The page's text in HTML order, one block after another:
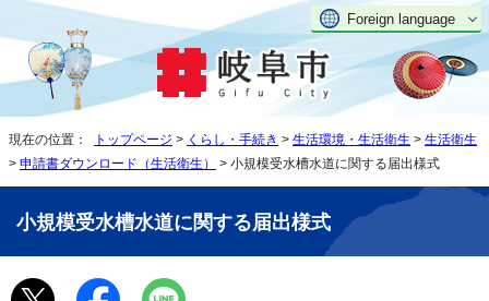
Foreign language
現在の位置： トップページ > くらし・手続き > 生活環境・生活衛生 > 生活衛生
> 申請書ダウンロード（生活衛生） > 小規模受水槽水道に関する届出様式
小規模受水槽水道に関する届出様式